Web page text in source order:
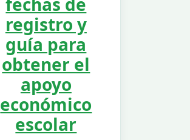
registro y
guía para
obtener el
apoyo
económico
escolar